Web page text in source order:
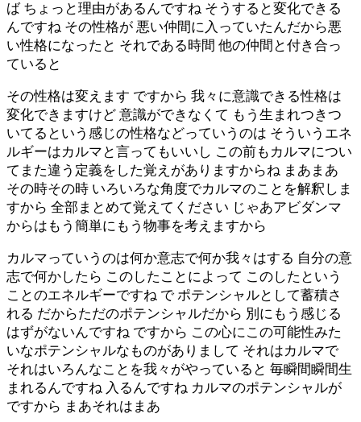
ば ちょっと理由があるんですね そうすると変化できる
んですね その性格が 悪い仲間に入っていたんだから悪
い性格になったと それである時間 他の仲間と付き合っ
ていると
その性格は変えます ですから 我々に意識できる性格は
変化できますけど 意識ができなくて もう生まれつきつ
いてるという感じの性格などっていうのは そういうエネ
ルギーはカルマと言ってもいいし この前もカルマについ
てまた違う定義をした覚えがありますからね まあまあ
その時その時 いろいろな角度でカルマのことを解釈しま
すから 全部まとめて覚えてください じゃあアビダンマ
からはもう簡単にもう物事を考えますから
カルマっていうのは何か意志で何か我々はする 自分の意
志で何かしたら このしたことによって このしたという
ことのエネルギーですね で ポテンシャルとして蓄積さ
れる だからただのポテンシャルだから 別にもう感じる
はずがないんですね ですから この心にこの可能性みた
いなポテンシャルなものがありまして それはカルマで
それはいろんなことを我々がやっていると 毎瞬間瞬間生
まれるんですね 入るんですね カルマのポテンシャルが
ですから まあそれはまあ